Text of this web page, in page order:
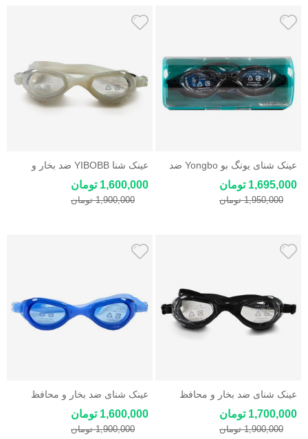
عینک شنای یونگ بو Yongbo ضد
خش و ضد بخار
1,695,000 تومان
1,950,000 تومان
عینک شنا YIBOBB ضد بخار و
محافظ یووی
1,600,000 تومان
1,900,000 تومان
عینک شنای ضد بخار و محافظ
یووی YIBOBB
1,700,000 تومان
1,900,000 تومان
عینک شنای ضد بخار و محافظ
یووی YIBOBB
1,600,000 تومان
1,900,000 تومان